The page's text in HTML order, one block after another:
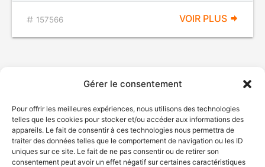
Gérer le consentement
Pour offrir les meilleures expériences, nous utilisons des technologies
telles que les cookies pour stocker et/ou accéder aux informations des
appareils. Le fait de consentir à ces technologies nous permettra de
traiter des données telles que le comportement de navigation ou les ID
uniques sur ce site. Le fait de ne pas consentir ou de retirer son
consentement peut avoir un effet négatif sur certaines caractéristiques
157566 VOIR PLUS
© Gouvernement du Québec, 2026